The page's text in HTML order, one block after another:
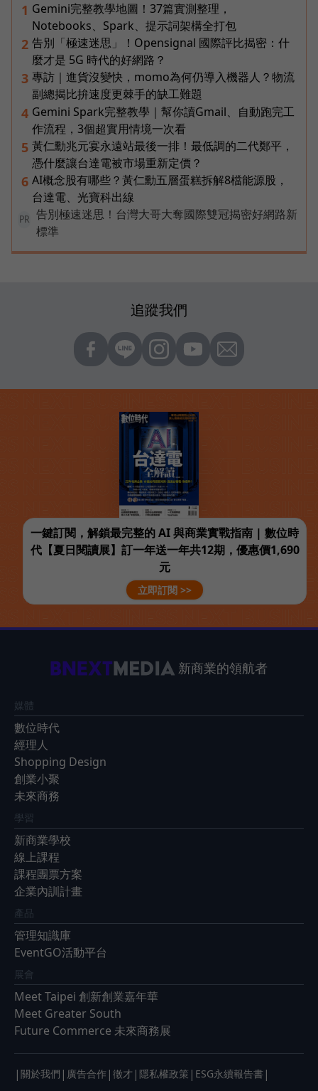
1 Gemini完整教學地圖！37篇實測整理，
Notebooks、Spark、提示詞架構全打包
2 告別「極速迷思」！Opensignal 國際評比揭密：什
麼才是 5G 時代的好網路？
3 專訪｜進貨沒變快，momo為何仍導入機器人？物流
副總揭比拚速度更棘手的缺工難題
4 Gemini Spark完整教學｜幫你讀Gmail、自動跑完工
作流程，3個超實用情境一次看
5 黃仁勳兆元宴永遠站最後一排！最低調的二代鄭平，
憑什麼讓台達電被市場重新定價？
6 AI概念股有哪些？黃仁勳五層蛋糕拆解8檔能源股，
台達電、光寶科出線
PR
告別極速迷思！台灣大哥大奪國際雙冠揭密好網路新
標準
追蹤我們
一鍵訂閱，解鎖最完整的 AI 與商業實戰指南 | 數位時
代【夏日閱讀展】訂一年送一年共12期，優惠價1,690
元
立即訂閱 >>
新商業的領航者
媒體
數位時代
經理人
Shopping Design
創業小聚
未來商務
學習
新商業學校
線上課程
課程團票方案
企業內訓計畫
產品
管理知識庫
EventGO活動平台
展會
Meet Taipei 創新創業嘉年華
Meet Greater South
Future Commerce 未來商務展
| 關於我們 | 廣告合作 | 徵才 | 隱私權政策 | ESG永續報告書 |